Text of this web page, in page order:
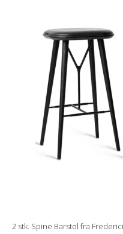
2 stk. Spine Barstol fra